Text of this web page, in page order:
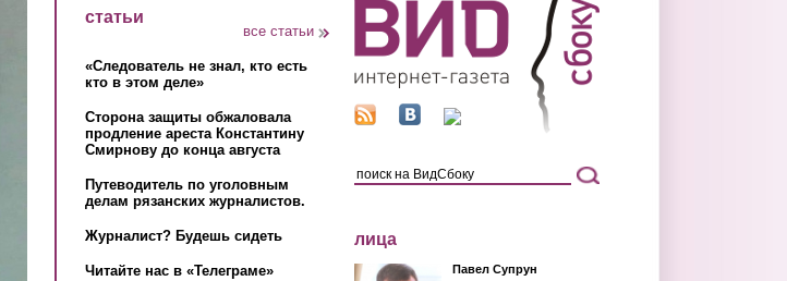
статьи
все статьи
«Следователь не знал, кто есть
кто в этом деле»
Сторона защиты обжаловала
продление ареста Константину
Смирнову до конца августа
Путеводитель по уголовным
делам рязанских журналистов.
Журналист? Будешь сидеть
Читайте нас в «Телеграме»
лица
Павел Супрун